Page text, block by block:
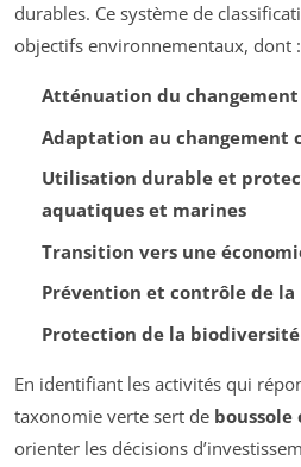
durables. Ce système de
objectifs environnementaux, dont :
Atténuation du
Adaptation au changement
Utilisation durable et
aquatiques et marines
Transition vers une
Prévention et contrôle de
Protection de la biodiversité
En identifiant les activités qui
taxonomie verte sert de
orienter les décisions